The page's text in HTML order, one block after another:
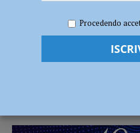
bonifica rispetti almeno la
“Il Consorzio di
Procedendo